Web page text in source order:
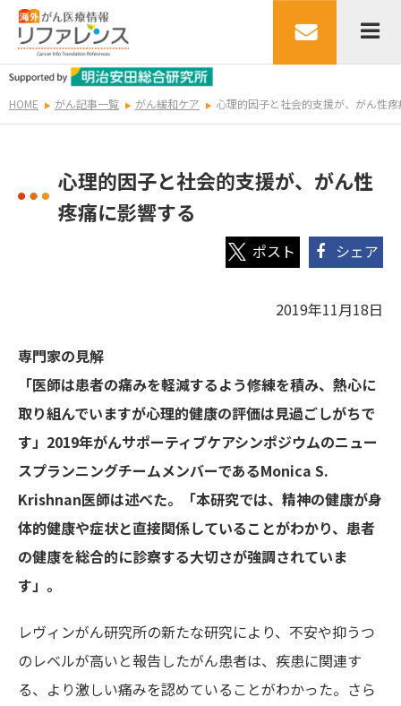
HOME がん記事一覧 がん緩和ケア 心理的因子と社会的支援が、がん性
心理的因子と社会的支援が、がん性
疼痛に影響する
シェア
2019年11月18日
専門家の見解
「医師は患者の痛みを軽減するよう修練を積み、熱心に
取り組んでいますが心理的健康の評価は見過ごしがちで
す」2019年がんサポーティブケアシンポジウムのニュー
スプランニングチームメンバーであるMonica S.
Krishnan医師は述べた。「本研究では、精神の健康が身
体的健康や症状と直接関係していることがわかり、患者
の健康を総合的に診察する大切さが強調されていま
す」。
レヴィンがん研究所の新たな研究により、不安や抑うつ
のレベルが高いと報告したがん患者は、疾患に関連す
る、より激しい痛みを認めていることがわかった。さら